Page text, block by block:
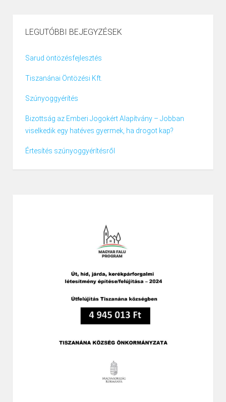
LEGUTÓBBI BEJEGYZÉSEK
Sarud öntözésfejlesztés
Tiszanánai Öntözési Kft.
Szúnyoggyérítés
Bizottság az Emberi Jogokért Alapítvány – Jobban
viselkedik egy hatéves gyermek, ha drogot kap?
Értesítés szúnyoggyérítésről